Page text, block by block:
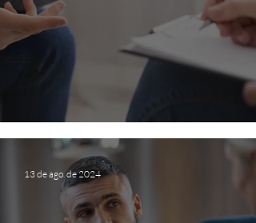
Pra que serve a psicoterapia?
13 de ago. de 2024